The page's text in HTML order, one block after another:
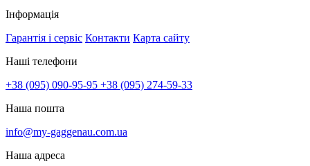
Інформація
Гарантія і сервіс Контакти Карта сайту
Наші телефони
+38 (095) 090-95-95 +38 (095) 274-59-33
Наша пошта
info@my-gaggenau.com.ua
Наша адреса